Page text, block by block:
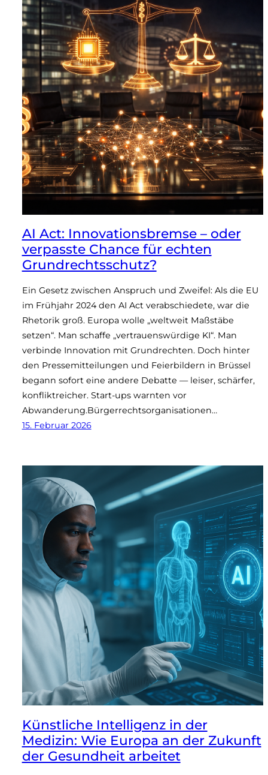
AI Act: Innovationsbremse – oder
verpasste Chance für echten
Grundrechtsschutz?
Ein Gesetz zwischen Anspruch und Zweifel: Als die EU
im Frühjahr 2024 den AI Act verabschiedete, war die
Rhetorik groß. Europa wolle „weltweit Maßstäbe
setzen“. Man schaffe „vertrauenswürdige KI“. Man
verbinde Innovation mit Grundrechten. Doch hinter
den Pressemitteilungen und Feierbildern in Brüssel
begann sofort eine andere Debatte — leiser, schärfer,
konfliktreicher. Start-ups warnten vor
Abwanderung.Bürgerrechtsorganisationen…
15. Februar 2026
Künstliche Intelligenz in der
Medizin: Wie Europa an der Zukunft
der Gesundheit arbeitet